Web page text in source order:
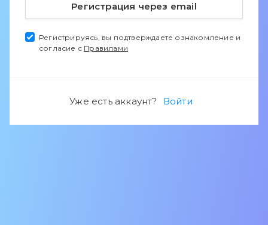
Регистрация через email
Регистрируясь, вы подтверждаете ознакомление и
согласие с Правилами
Уже есть аккаунт? Войти